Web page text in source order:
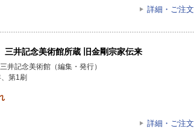
詳細・ご注文
井記念美術館所蔵 旧金剛宗家伝来
井記念美術館（編集・発行）
第1刷
詳細・ご注文